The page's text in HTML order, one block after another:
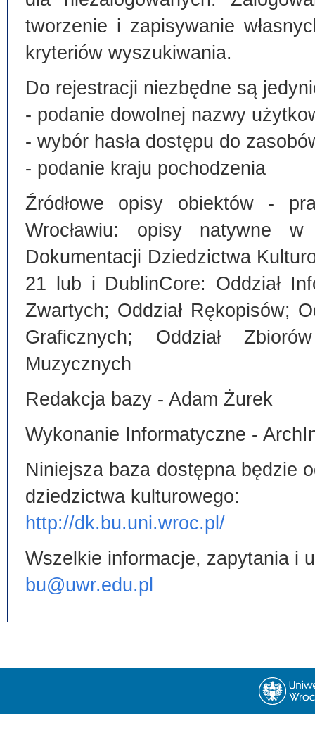
tworzenie i zapisywanie
kryteriów wyszukiwania.
Do rejestracji niezbędne są
- podanie dowolnej nazwy
- wybór hasła dostępu do
- podanie kraju pochodzenia
Źródłowe opisy obiektów -
Wrocławiu: opisy natywne
Dokumentacji Dziedzictwa
21 lub i DublinCore: Oddział
Zwartych; Oddział Rękopisów;
Graficznych; Oddział
Muzycznych
Redakcja bazy - Adam Żurek
Wykonanie Informatyczne -
Niniejsza baza dostępna będzie
dziedzictwa kulturowego:
http://dk.bu.uni.wroc.pl/
Wszelkie informacje, zapytania i
bu@uwr.edu.pl